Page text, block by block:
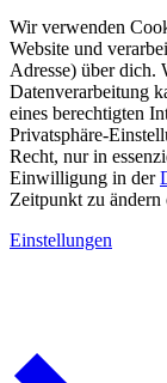
Wir verwenden
Website und
Adresse) über dich.
Datenverarbeitung
eines berechtigten
Privatsphäre-
Recht, nur in
Einwilligung in der
Zeitpunkt zu
Einstellungen